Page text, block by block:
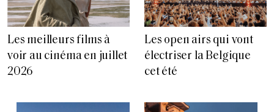
Les meilleurs films à
voir au cinéma en juillet
2026
Les open airs qui vont
électriser la Belgique
cet été